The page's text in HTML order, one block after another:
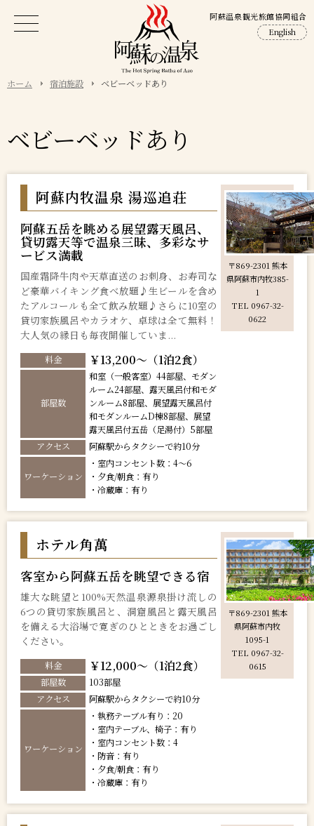
阿蘇温泉観光旅館協同組合
English
ホーム 宿泊施設 ベビーベッドあり
ベビーベッドあり
阿蘇内牧温泉 湯巡追荘
阿蘇五岳を眺める展望露天風呂、
貸切露天等で温泉三昧、多彩なサ
ービス満載
国産霜降牛肉や天草直送のお刺身、お寿司な
ど豪華バイキング食べ放題♪生ビールを含め
たアルコールも全て飲み放題♪さらに10室の
貸切家族風呂やカラオケ、卓球は全て無料！
大人気の縁日も毎夜開催していま...
料金 ￥13,200～（1泊2食）
部屋数
和室（一般客室）44部屋、モダン
ルーム24部屋、露天風呂付和モダ
ンルーム8部屋、展望露天風呂付
和モダンルームD棟8部屋、展望
露天風呂付五岳（足湯付）5部屋
アクセス
阿蘇駅からタクシーで約10分
ワーケーション
・室内コンセント数：4～6
・夕食/朝食：有り
・冷蔵庫：有り
〒869-2301 熊本
県阿蘇市内牧385-
1
TEL 0967-32-
0622
ホテル角萬
客室から阿蘇五岳を眺望できる宿
雄大な眺望と100%天然温泉源泉掛け流しの
6つの貸切家族風呂と、洞窟風呂と露天風呂
を備える大浴場で寛ぎのひとときをお過ごし
ください。
料金 ￥12,000～（1泊2食）
部屋数
103部屋
アクセス
阿蘇駅からタクシーで約10分
ワーケーション
・執務テーブル有り：20
・室内テーブル、椅子：有り
・室内コンセント数：4
・防音：有り
・夕食/朝食：有り
・冷蔵庫：有り
〒869-2301 熊本
県阿蘇市内牧
1095-1
TEL 0967-32-
0615